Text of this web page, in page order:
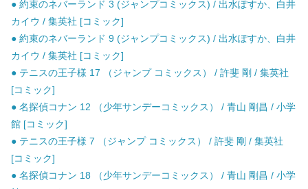
● 約束のネバーランド 3 (ジャンプコミックス) / 出水ぽすか、白井
カイウ / 集英社 [コミック]
● 約束のネバーランド 9 (ジャンプコミックス) / 出水ぽすか、白井
カイウ / 集英社 [コミック]
● テニスの王子様 17 （ジャンプ コミックス） / 許斐 剛 / 集英社
[コミック]
● 名探偵コナン 12 （少年サンデーコミックス） / 青山 剛昌 / 小学
館 [コミック]
● テニスの王子様 7 （ジャンプ コミックス） / 許斐 剛 / 集英社
[コミック]
● 名探偵コナン 18 （少年サンデーコミックス） / 青山 剛昌 / 小学